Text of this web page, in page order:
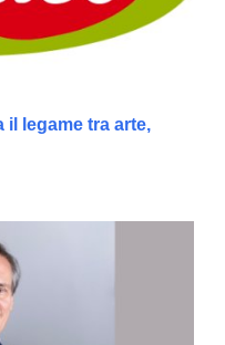
il legame tra arte,